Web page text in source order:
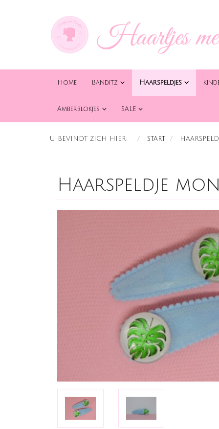
Home Banditz Haarspeldjes
Amberblokjes SALE
U BEVINDT ZICH HIER: START
Haarspeldje